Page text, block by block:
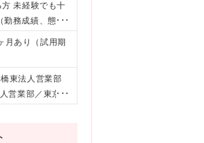
未経験でも十
勤務成績、態
月あり（試用期
東法人営業部
営業部／東京都